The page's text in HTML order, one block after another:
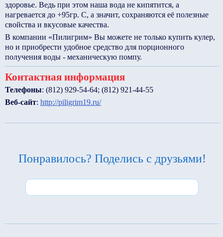
здоровье. Ведь при этом наша вода не кипятится, а
нагревается до +95гр. С, а значит, сохраняются её полезные
свойства и вкусовые качества.
В компании «Пилигрим» Вы можете не только купить кулер,
но и приобрести удобное средство для порционного
получения воды - механическую помпу.
Контактная информация
Телефоны: (812) 929-54-64; (812) 921-44-55
Веб-сайт: http://piligrim19.ru/
Понравилось? Поделись с друзьями!